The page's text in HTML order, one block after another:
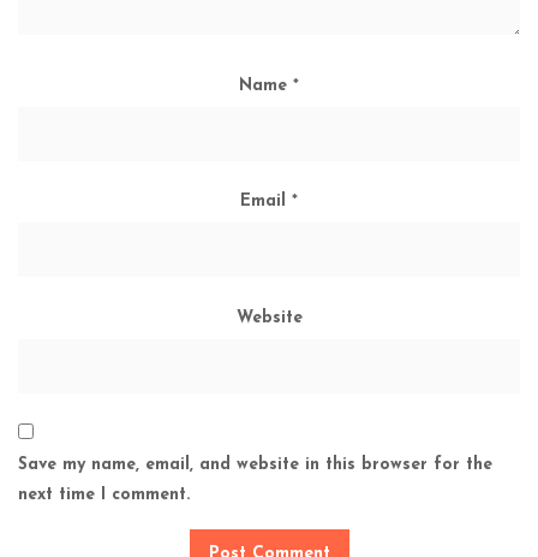
Name *
Email *
Website
Save my name, email, and website in this browser for the
next time I comment.